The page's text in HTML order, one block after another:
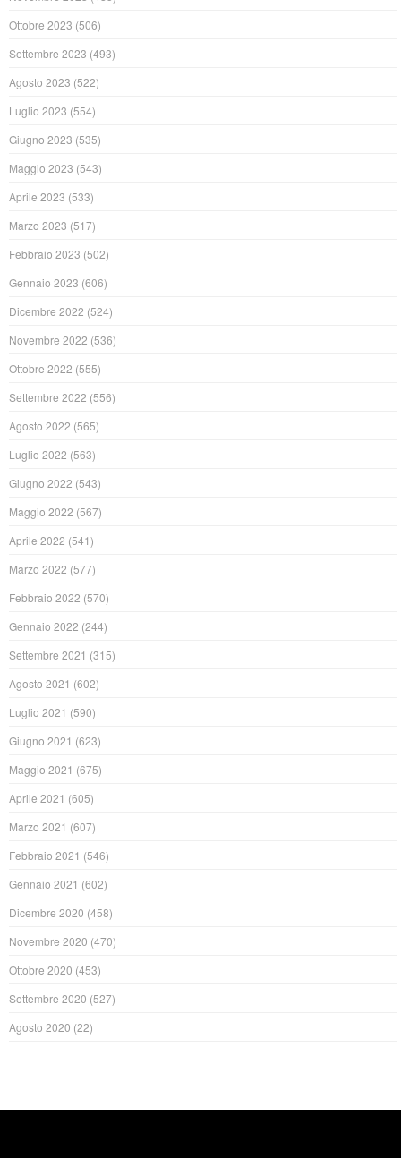
Ottobre 2023 (506)
Settembre 2023 (493)
Agosto 2023 (522)
Luglio 2023 (554)
Giugno 2023 (535)
Maggio 2023 (543)
Aprile 2023 (533)
Marzo 2023 (517)
Febbraio 2023 (502)
Gennaio 2023 (606)
Dicembre 2022 (524)
Novembre 2022 (536)
Ottobre 2022 (555)
Settembre 2022 (556)
Agosto 2022 (565)
Luglio 2022 (563)
Giugno 2022 (543)
Maggio 2022 (567)
Aprile 2022 (541)
Marzo 2022 (577)
Febbraio 2022 (570)
Gennaio 2022 (244)
Settembre 2021 (315)
Agosto 2021 (602)
Luglio 2021 (590)
Giugno 2021 (623)
Maggio 2021 (675)
Aprile 2021 (605)
Marzo 2021 (607)
Febbraio 2021 (546)
Gennaio 2021 (602)
Dicembre 2020 (458)
Novembre 2020 (470)
Ottobre 2020 (453)
Settembre 2020 (527)
Agosto 2020 (22)